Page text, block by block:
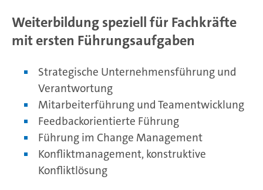
Weiterbildung speziell für Fachkräfte
mit ersten Führungsaufgaben
Strategische Unternehmensführung und
Verantwortung
Mitarbeiterführung und Teamentwicklung
Feedbackorientierte Führung
Führung im Change Management
Konfliktmanagement, konstruktive
Konfliktlösung